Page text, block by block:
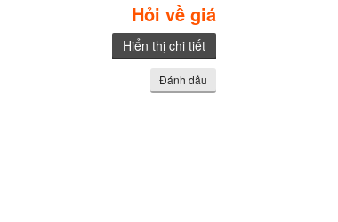
Hỏi về giá
Hiển thị chi tiết
Đánh dấu